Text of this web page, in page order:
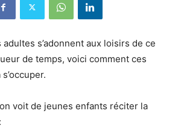
s’adonnent aux loisirs de ce
de temps, voici comment ces
voit de jeunes enfants réciter la